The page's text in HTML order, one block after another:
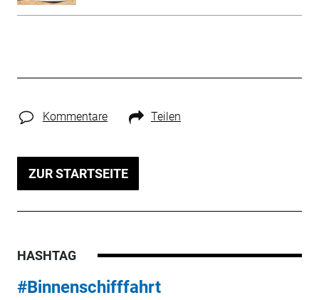
Kommentare Teilen
ZUR STARTSEITE
HASHTAG
#Binnenschifffahrt